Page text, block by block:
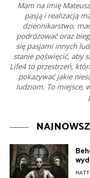
Mam na imię
pasją i realizacją
dziennikarstwo,
podróżować oraz
się pasjami innych
stanie poświęcić, aby
Life4 to przestrzeń,
pokazywać jakie
ludziom. To miejsce,
MATT